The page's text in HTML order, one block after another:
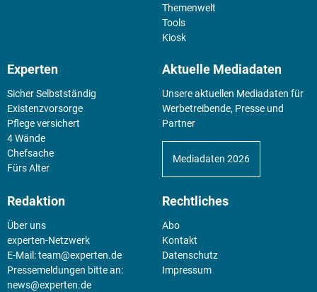
Themenwelt
Tools
Kiosk
Experten
Sicher Selbstständig
Existenz­vorsorge
Pflege versichert
4 Wände
Chefsache
Fürs Alter
Aktuelle Mediadaten
Unsere aktuellen Mediadaten für
Werbetreibende, Presse und
Partner
Mediadaten 2026
Redaktion
Über uns
experten-Netzwerk
E-Mail:team@experten.de
Pressemeldungen bitte an:
news@experten.de
Rechtliches
Abo
Kontakt
Datenschutz
Impressum